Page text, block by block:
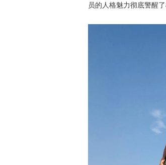
员的人格魅力彻底警醒